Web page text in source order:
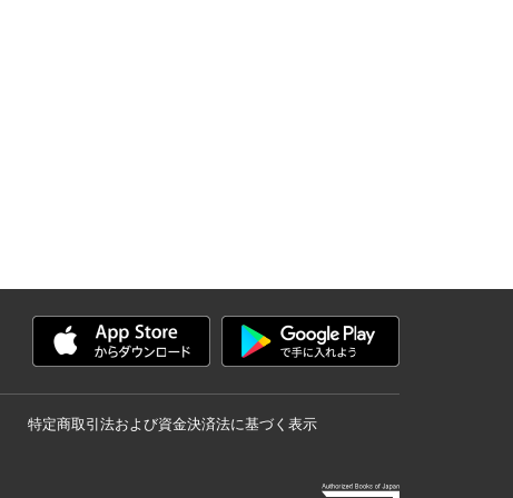
特定商取引法および資金決済法に基づく表示